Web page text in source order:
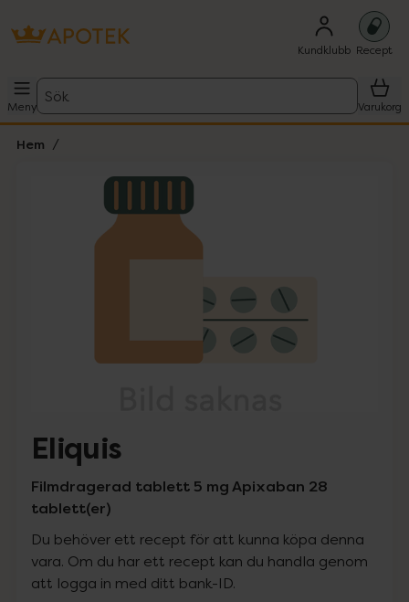
Kundklubb Recept
Meny
Sök
Varukorg
Hem
Lista: . Innehåller 1 objekt.
Eliquis
Filmdragerad tablett 5 mg Apixaban 28
tablett(er)
Du behöver ett recept för att kunna köpa denna
vara. Om du har ett recept kan du handla genom
att logga in med ditt bank-ID.